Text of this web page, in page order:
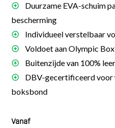
Duurzame EVA-schuim
bescherming
Individueel verstelbaar
Voldoet aan Olympic
Buitenzijde van 100%
DBV-gecertificeerd voor
boksbond
Vanaf